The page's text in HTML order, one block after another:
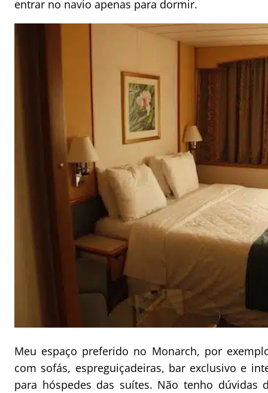
entrar no navio apenas para dormir.
Meu espaço preferido no Monarch, por
com sofás, espreguiçadeiras, bar exclusivo e
para hóspedes das suítes. Não tenho dúvidas